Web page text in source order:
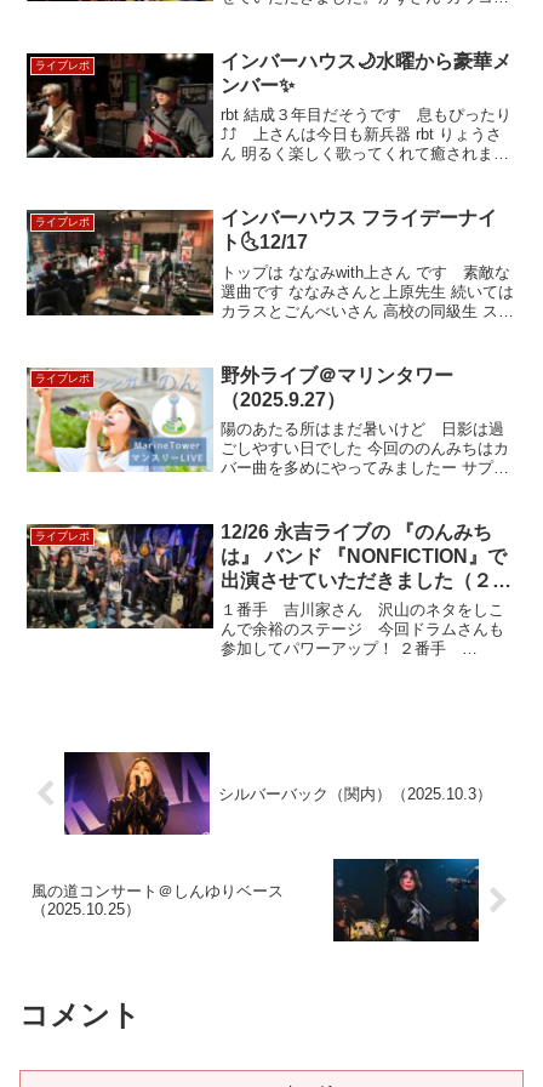
ライブレポ
インバーハウス🌙水曜から豪華メ
ンバー✨
rbt 結成３年目だそうです 息もぴったり
⤴⤴ 上さんは今日も新兵器 rbt りょうさ
ん 明るく楽しく歌ってくれて癒されます
できてよ…
ライブレポ
インバーハウス フライデーナイ
ト🌜12/17
トップは ななみwith上さん です 素敵な
選曲です ななみさんと上原先生 続いては
カラスとごんべいさん 高校の同級生 スゴ
ん ご家族とはな…
ライブレポ
野外ライブ＠マリンタワー
（2025.9.27）
陽のあたる所はまだ暑いけど 日影は過
ごしやすい日でした 今回ののんみちはカ
バー曲を多めにやってみましたー サプラ
な気持ちになって泣きそうでした 色…
ライブレポ
12/26 永吉ライブの 『のんみち
は』 バンド 『NONFICTION』で
出演させていただきました（２年
以上ぶり）😆🤘✨
１番手 吉川家さん 沢山のネタをしこ
んで余裕のステージ 今回ドラムさんも
参加してパワーアップ！ ２番手
シルバーバック（関内）（2025.10.3）
風の道コンサート＠しんゆりベース
（2025.10.25）
コメント